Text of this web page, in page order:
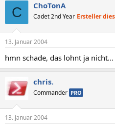
C ChoTonA
Cadet 2nd Year Ersteller
13. Januar 2004
hmn schade, das lohnt ja nicht...
chris.
Commander PRO
13. Januar 2004